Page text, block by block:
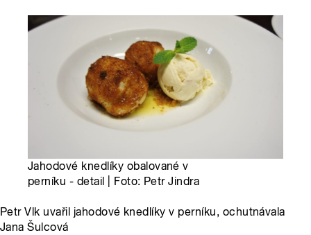
Jahodové knedlíky obalované v
perníku - detail | Foto: Petr Jindra
Petr Vlk uvařil jahodové knedlíky v perníku, ochutnávala
Jana Šulcová